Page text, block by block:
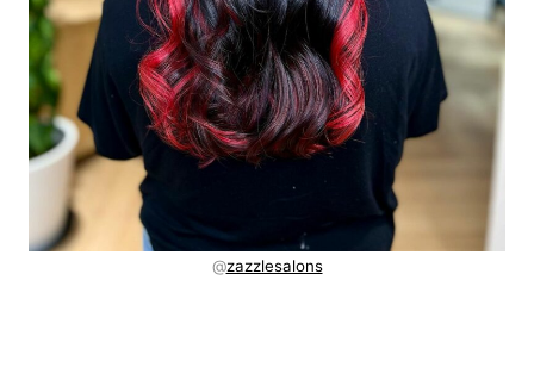
@zazzlesalons